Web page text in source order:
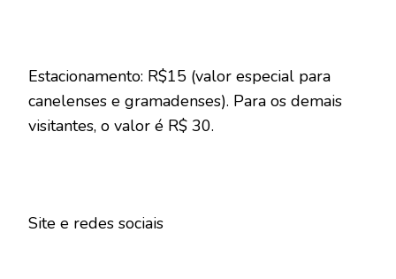
Estacionamento: R$15 (valor especial para
canelenses e gramadenses). Para os demais
visitantes, o valor é R$ 30.
Site e redes sociais